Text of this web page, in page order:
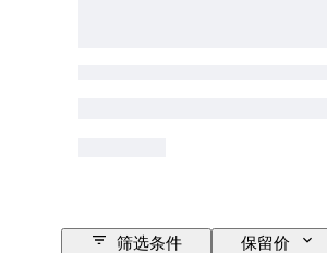
筛选条件 保留价